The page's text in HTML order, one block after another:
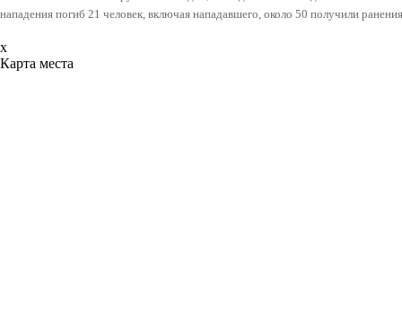
нападения погиб 21 человек, включая нападавшего, около 50 получили
x
Карта места